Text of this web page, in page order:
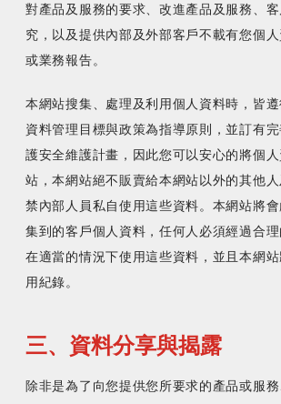
對產品及服務的要求、改進產品及服務、
究，以及提供內部及外部客戶不載有您個
本網站搜集、處理及利用個人資料時，皆
資料管理目標與政策為指導原則，並訂有
護安全維護計畫，因此您可以安心的將個
站，本網站絕不販賣給本網站以外的其他
禁內部人員私自使用這些資料。本網站將
集到的客戶個人資料，任何人必須經過合
在適當的情況下使用這些資料，並且本網
用紀錄。
三、資料分享與揭露
除非是為了向您提供您所要求的產品或服